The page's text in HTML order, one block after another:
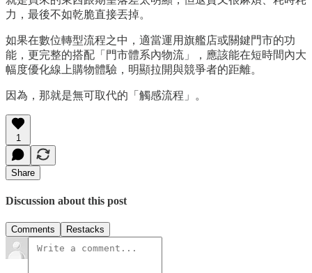
力，最後不如乾脆直接丟掉。
如果在數位轉型流程之中，適當運用旗艦店或關鍵門市的功
能，更完整的搭配「門市體系內物流」，應該能在短時間內大
幅度優化線上購物體驗，明顯拉開與競爭者的距離。
因為，那就是無可取代的「觸感流程」。
1
Share
Discussion about this post
Comments Restacks